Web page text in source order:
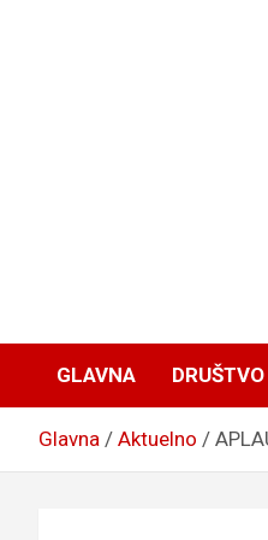
GLAVNA DRUŠTVO
Glavna Aktuelno